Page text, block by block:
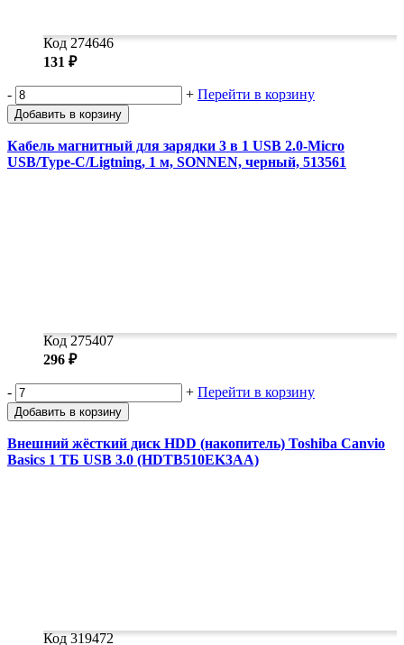
Код 274646
131 ₽
- + Перейти в корзину
Добавить в корзину
Кабель магнитный для зарядки 3 в 1 USB 2.0-Micro
USB/Type-C/Ligtning, 1 м, SONNEN, черный, 513561
Код 275407
296 ₽
- + Перейти в корзину
Добавить в корзину
Внешний жёсткий диск HDD (накопитель) Toshiba Canvio
Basics 1 ТБ USB 3.0 (HDTB510EK3AA)
Код 319472